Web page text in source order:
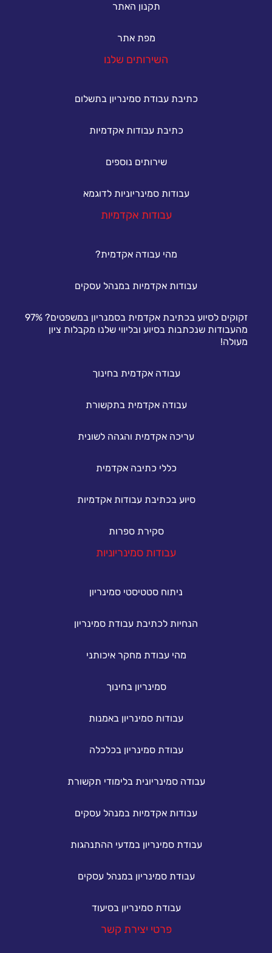
תקנון האתר
מפת אתר
השירותים שלנו
כתיבת עבודת סמינריון בתשלום
כתיבת עבודות אקדמיות
שירותים נוספים
עבודות סמינריוניות לדוגמא
עבודות אקדמיות
מהי עבודה אקדמית?
עבודות אקדמיות במנהל עסקים
זקוקים לסיוע בכתיבת אקדמית בסמנריון במשפטים? 97%
מהעבודות שנכתבות בסיוע ובליווי שלנו מקבלות ציון
מעולה!
עבודה אקדמית בחינוך
עבודה אקדמית בתקשורת
עריכה אקדמית והגהה לשונית
כללי כתיבה אקדמית
סיוע בכתיבת עבודות אקדמיות
סקירת ספרות
עבודות סמינריוניות
ניתוח סטטיסטי סמינריון
הנחיות לכתיבת עבודת סמינריון
מהי עבודת מחקר איכותני
סמינריון בחינוך
עבודות סמינריון באמנות
עבודת סמינריון בכלכלה
עבודה סמינריונית בלימודי תקשורת
עבודות אקדמיות במנהל עסקים
עבודת סמינריון במדעי ההתנהגות
עבודת סמינריון במנהל עסקים
עבודת סמינריון בסיעוד
פרטי יצירת קשר